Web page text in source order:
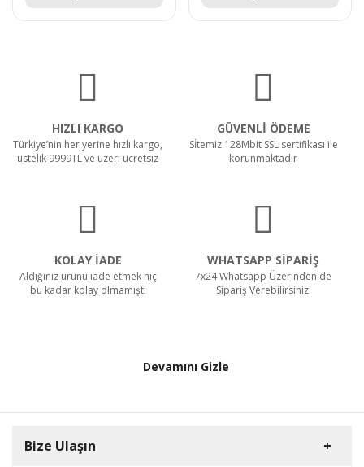
HIZLI KARGO
Türkiye’nin her yerine hızlı kargo,
üstelik 9999TL ve üzeri ücretsiz
GÜVENLİ ÖDEME
Sİtemiz 128Mbit SSL sertifikası ile
korunmaktadır
KOLAY İADE
Aldığınız ürünü iade etmek hiç
bu kadar kolay olmamıştı
WHATSAPP SİPARİŞ
7x24 Whatsapp Üzerinden de
Sipariş Verebilirsiniz.
Devamını Gizle
Bize Ulaşın